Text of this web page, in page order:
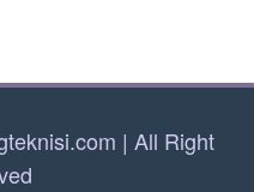
| All Right